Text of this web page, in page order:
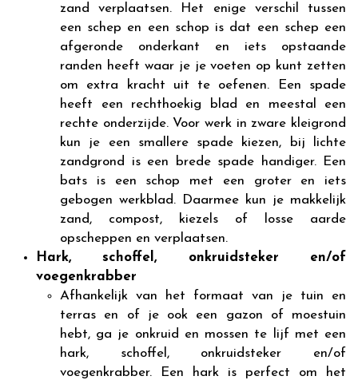
zand verplaatsen. Het enige verschil tussen
een schep en een schop is dat een schep een
afgeronde onderkant en iets opstaande
randen heeft waar je je voeten op kunt zetten
om extra kracht uit te oefenen. Een spade
heeft een rechthoekig blad en meestal een
rechte onderzijde. Voor werk in zware kleigrond
kun je een smallere spade kiezen, bij lichte
zandgrond is een brede spade handiger. Een
bats is een schop met een groter en iets
gebogen werkblad. Daarmee kun je makkelijk
zand, compost, kiezels of losse aarde
opscheppen en verplaatsen.
Hark, schoffel, onkruidsteker en/of
voegenkrabber
Afhankelijk van het formaat van je tuin en
terras en of je ook een gazon of moestuin
hebt, ga je onkruid en mossen te lijf met een
hark, schoffel, onkruidsteker en/of
voegenkrabber. Een hark is perfect om het